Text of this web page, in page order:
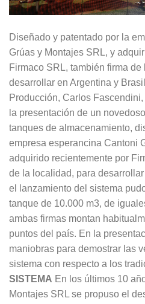
Diseñado y patentado por la
Grúas y Montajes SRL, y
Firmaco SRL, también firma
desarrollar en Argentina y
Producción, Carlos
la presentación de un
tanques de almacenamiento,
empresa esperancina Cantoni
adquirido recientemente por
de la localidad, para
el lanzamiento del sistema
tanque de 10.000 m3, de
ambas firmas montan
puntos del país. En la
maniobras para demostrar las
sistema con respecto a los
SISTEMA En los últimos 10
Montajes SRL se propuso el